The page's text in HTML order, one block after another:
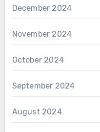
December 2024
November 2024
October 2024
September 2024
August 2024